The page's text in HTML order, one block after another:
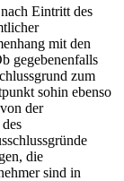
Eintritt des
mit den
gegebenenfalls
zum
sohin ebenso
der
die
sind in